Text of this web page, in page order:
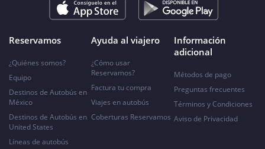
Reservamos
¿Quiénes somos?
Equipo
Destinos de Autobús en
México
Destinos de Autobús en
United States
Líneas de autobús
Ayuda al viajero
¿Cómo usar
Reservamos?
Factura tu compra
Viajes en autobús
Coberturas Reservamos
Información
adicional
Métodos de pago
Preguntas frecuentes
Términos y Condiciones
Aviso de Privacidad